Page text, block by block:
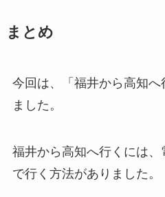
まとめ
今回は、「福井から高知へ
ました。
福井から高知へ行くには
で行く方法がありました。